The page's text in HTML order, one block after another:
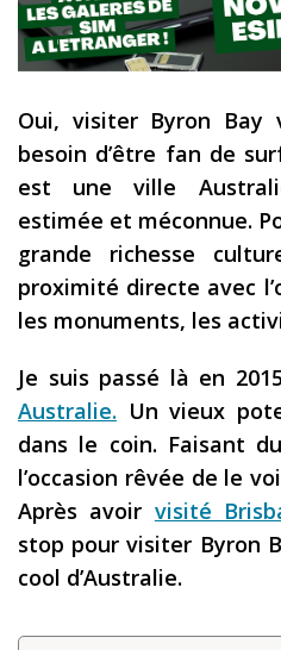
Destinations
Outils pour
Sites utiles
Réserver un
Le
Assurance
LA carte
voyage !
Louer une
Mes guides
L’auteur
Oui, visiter Byron
besoin d’être fan de
est une ville
estimée et méconnue.
grande richesse
proximité directe avec
les monuments, les
Je suis passé là en
Australie. Un vieux
dans le coin. Faisant
l’occasion rêvée de le
Après avoir visité
stop pour visiter Byron
cool d’Australie.